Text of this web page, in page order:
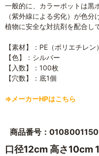
一般的に、カラーポットは黒
（紫外線による劣化）が色分
植物に安全な対抗剤を配合し
【素材】：PE（ポリエチレン）
【色】：シルバー
【入数】：100枚
【穴数】：底1個
⇒メーカーHPはこちら
商品番号：
口径12cm 高さ10cm